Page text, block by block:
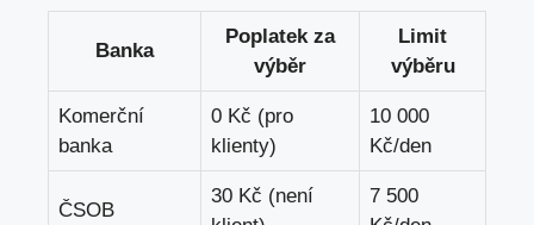
Banka
Poplatek za
výběr
Limit
výběru
Komerční
banka
0 Kč (pro
klienty)
10 000
Kč/den
ČSOB
30 Kč (není
7 500